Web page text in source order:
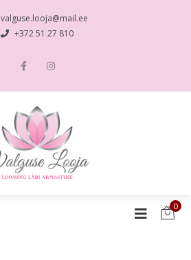
valguse.looja@mail.ee
+372 51 27 810
0